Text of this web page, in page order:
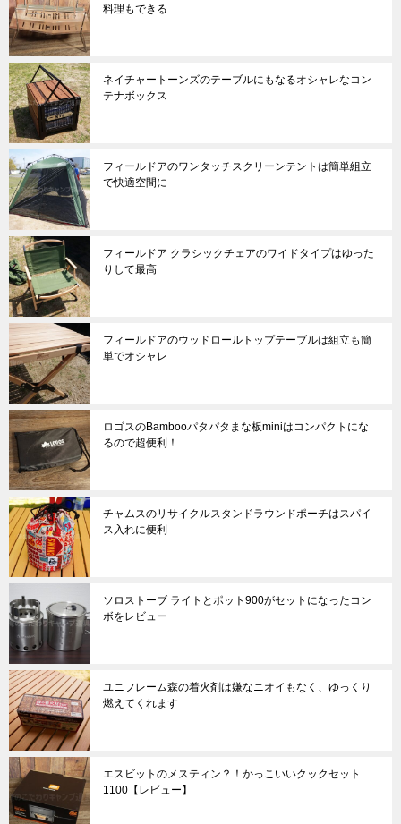
料理もできる
ネイチャートーンズのテーブルにもなるオシャレなコン
テナボックス
フィールドアのワンタッチスクリーンテントは簡単組立
で快適空間に
フィールドア クラシックチェアのワイドタイプはゆった
りして最高
フィールドアのウッドロールトップテーブルは組立も簡
単でオシャレ
ロゴスのBambooパタパタまな板miniはコンパクトにな
るので超便利！
チャムスのリサイクルスタンドラウンドポーチはスパイ
ス入れに便利
ソロストーブ ライトとポット900がセットになったコン
ボをレビュー
ユニフレーム森の着火剤は嫌なニオイもなく、ゆっくり
燃えてくれます
エスビットのメスティン？！かっこいいクックセット
1100【レビュー】